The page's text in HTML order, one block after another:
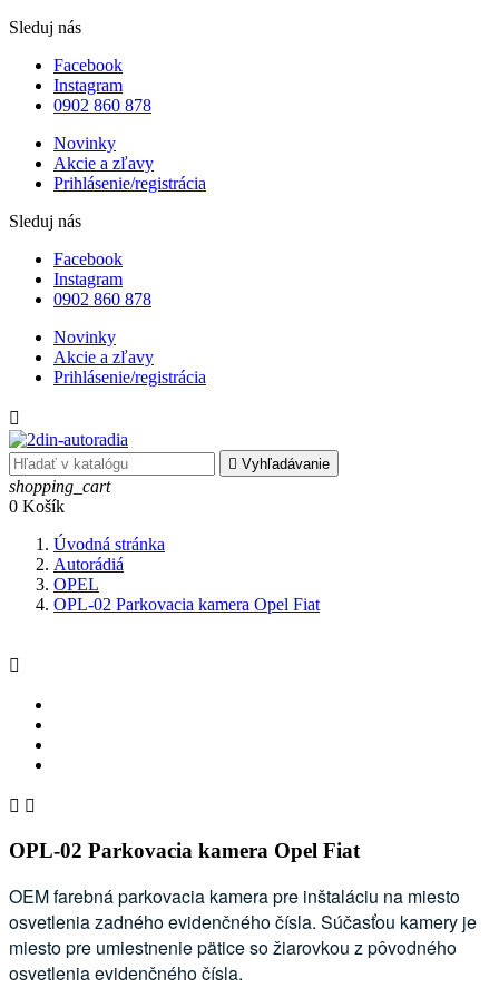
Sleduj nás
Facebook
Instagram
0902 860 878
Novinky
Akcie a zľavy
Prihlásenie/registrácia
Sleduj nás
Facebook
Instagram
0902 860 878
Novinky
Akcie a zľavy
Prihlásenie/registrácia

 Vyhľadávanie
shopping_cart
0 Košík
Úvodná stránka
Autorádiá
OPEL
OPL-02 Parkovacia kamera Opel Fiat

 
OPL-02 Parkovacia kamera Opel Fiat
OEM farebná parkovacia kamera pre inštaláciu na miesto
osvetlenia zadného evidenčného čísla. Súčasťou kamery je
miesto pre umiestnenie pätice so žiarovkou z pôvodného
osvetlenia evidenčného čísla.